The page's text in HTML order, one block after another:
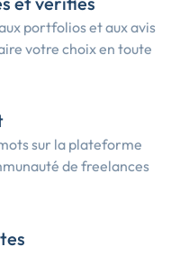
portfolios et aux avis
votre choix en toute
sur la plateforme
de freelances